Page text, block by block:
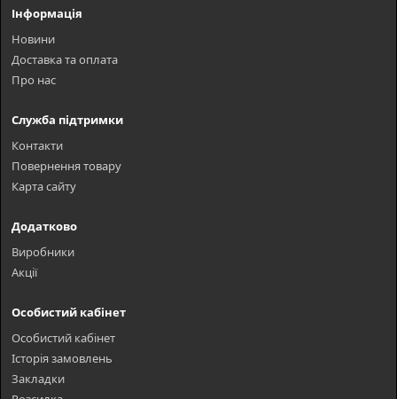
Інформація
Новини
Доставка та оплата
Про нас
Служба підтримки
Контакти
Повернення товару
Карта сайту
Додатково
Виробники
Акції
Особистий кабінет
Особистий кабінет
Історія замовлень
Закладки